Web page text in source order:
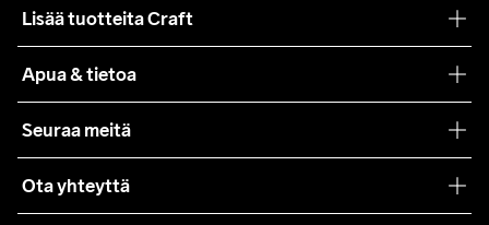
Lisää tuotteita Craft
Yhteistyöt
Lehdistö
Apua & tietoa
Käyttöehdot
Asiakaspalvelu
Seuraa meitä
Ota yhteyttä